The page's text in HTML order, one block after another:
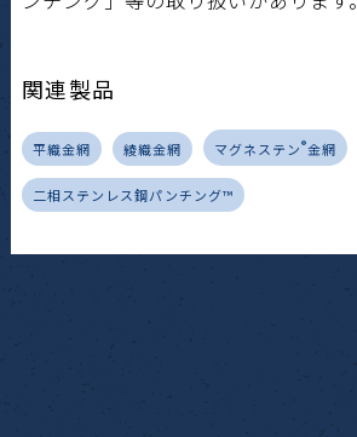
関連製品
平織金網 綾織金網 マグネステン®金網
二相ステンレス鋼パンチング™